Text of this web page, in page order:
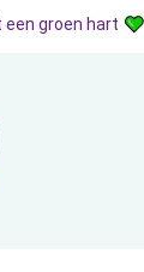
groen hart